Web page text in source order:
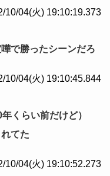
10/04(火) 19:10:19.373
で勝ったシーンだろ
10/04(火) 19:10:45.844
くらい前だけど）
てた
10/04(火) 19:10:52.273